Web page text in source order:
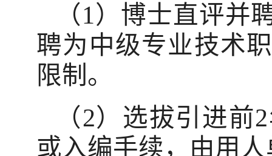
（1）博士直评并
聘为中级专业技术
限制。
（2）选拔引进
或入编手续，由用